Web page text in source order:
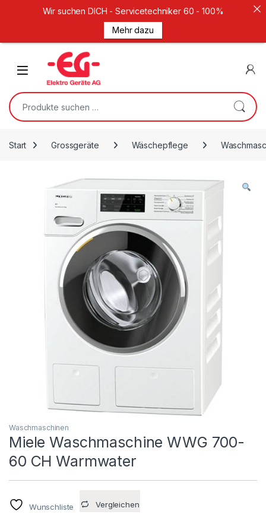
Open
Suche nach:
Start Grossgeräte Wäschepflege
Waschmaschinen
Miele Waschmaschine WWG 700-
60 CH Warmwater
Wunschliste Vergleichen
Wir suchen DICH - Servicetechniker 60 - 100%
Mehr dazu